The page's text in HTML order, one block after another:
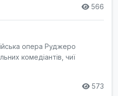
566
опера Руджеро
комедіантів, чиї
573